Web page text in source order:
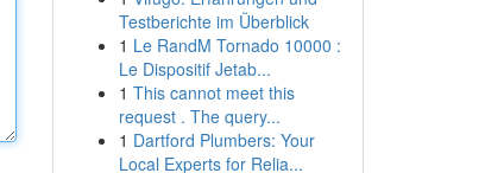
Testberichte im Überblick
1 Le RandM Tornado 10000 :
Le Dispositif Jetab...
1 This cannot meet this
request . The query...
1 Dartford Plumbers: Your
Local Experts for Relia...